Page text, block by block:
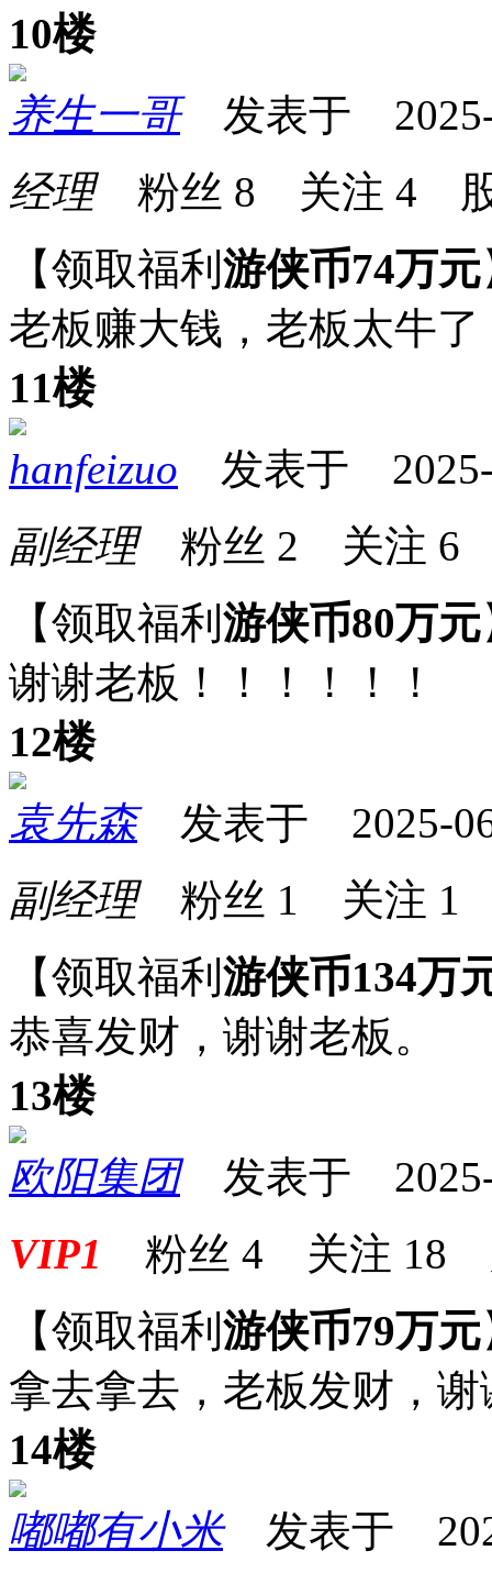
10楼
养生一哥发表于 2025-
经理粉丝 8 关注 4
【领取福利 游侠币74万元
老板赚大钱，老板太牛
11楼
hanfeizuo 发表于 2025-
副经理粉丝 2 关注 6
【领取福利 游侠币80万元
谢谢老板！！！！！！
12楼
袁先森发表于 2025-
副经理粉丝 1 关注 1
【领取福利 游侠币134万
恭喜发财，谢谢老板。
13楼
欧阳集团发表于 2025-
VIP1 粉丝 4 关注 18
【领取福利 游侠币79万元
拿去拿去，老板发财，谢
14楼
嘟嘟有小米发表于